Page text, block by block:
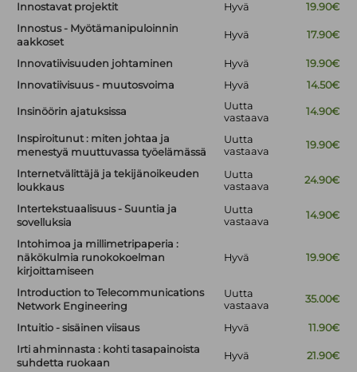
Innostavat projektit Hyvä
19.90€
Innostus - Myötämanipuloinnin
aakkoset
Hyvä 17.90€
Innovatiivisuuden johtaminen Hyvä
19.90€
Innovatiivisuus - muutosvoima
Hyvä 14.50€
Insinöörin ajatuksissa
Uutta
vastaava
14.90€
Inspiroitunut : miten johtaa ja
menestyä muuttuvassa työelämässä
Uutta
vastaava
19.90€
Internetvälittäjä ja tekijänoikeuden
loukkaus
Uutta
vastaava
24.90€
Intertekstuaalisuus - Suuntia ja
sovelluksia
Uutta
vastaava
14.90€
Intohimoa ja millimetripaperia :
näkökulmia runokokoelman
kirjoittamiseen
Hyvä 19.90€
Introduction to Telecommunications
Network Engineering
Uutta
vastaava
35.00€
Intuitio - sisäinen viisaus Hyvä
11.90€
Irti ahminnasta : kohti tasapainoista
suhdetta ruokaan
Hyvä 21.90€